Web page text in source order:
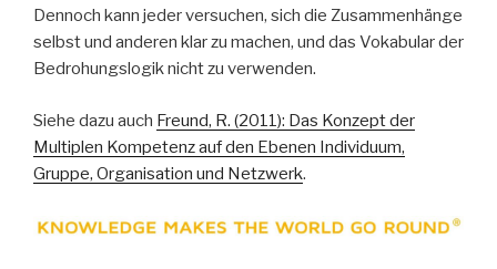
Dennoch kann jeder versuchen, sich die Zusammenhänge
selbst und anderen klar zu machen, und das Vokabular der
Bedrohungslogik nicht zu verwenden.
Siehe dazu auch Freund, R. (2011): Das Konzept der
Multiplen Kompetenz auf den Ebenen Individuum,
Gruppe, Organisation und Netzwerk.